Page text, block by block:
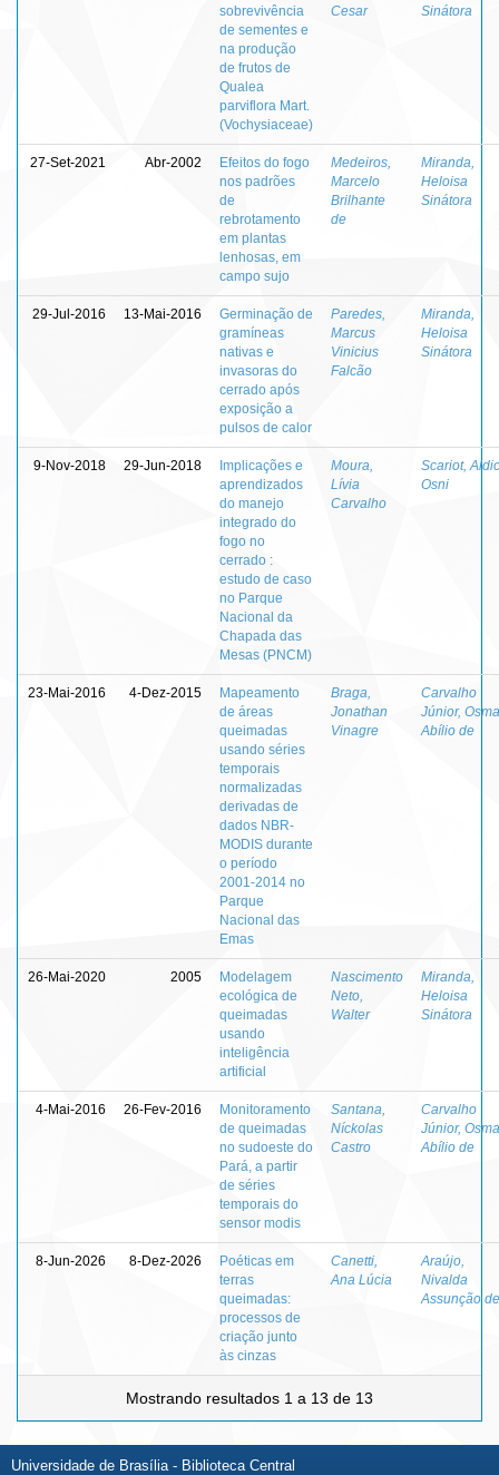
sobrevivência
de sementes e
na produção
de frutos de
Qualea
parviflora Mart.
(Vochysiaceae)
Cesar Sinátora
27-Set-2021 Abr-2002
Efeitos do fogo
nos padrões
de
rebrotamento
em plantas
lenhosas, em
campo sujo
Medeiros,
Marcelo
Brilhante
de
Miranda,
Heloisa
Sinátora
29-Jul-2016 13-Mai-2016
Germinação de
gramíneas
nativas e
invasoras do
cerrado após
exposição a
pulsos de calor
Paredes,
Marcus
Vinicius
Falcão
Miranda,
Heloisa
Sinátora
9-Nov-2018 29-Jun-2018
Implicações e
aprendizados
do manejo
integrado do
fogo no
cerrado :
estudo de caso
no Parque
Nacional da
Chapada das
Mesas (PNCM)
Moura,
Lívia
Carvalho
Scariot,
Osni
23-Mai-2016 4-Dez-2015
Mapeamento
de áreas
queimadas
usando séries
temporais
normalizadas
derivadas de
dados NBR-
MODIS durante
o período
2001-2014 no
Parque
Nacional das
Emas
Braga,
Jonathan
Vinagre
Carvalho
Júnior,
Abílio de
26-Mai-2020 2005
Modelagem
ecológica de
queimadas
usando
inteligência
artificial
Nascimento
Neto,
Walter
Miranda,
Heloisa
Sinátora
4-Mai-2016 26-Fev-2016
Monitoramento
de queimadas
no sudoeste do
Pará, a partir
de séries
temporais do
sensor modis
Santana,
Níckolas
Castro
Carvalho
Júnior,
Abílio de
8-Jun-2026 8-Dez-2026
Poéticas em
terras
queimadas:
processos de
criação junto
às cinzas
Canetti,
Ana Lúcia
Araújo,
Nivalda
Assunção de
Mostrando resultados 1 a 13 de 13
Universidade de Brasília - Biblioteca Central